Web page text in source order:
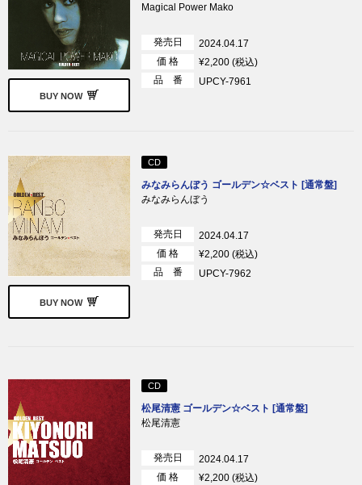
BUY NOW
Magical Power Mako
発売日
2024.04.17
価 格
¥2,200 (税込)
品 番
UPCY-7961
BUY NOW
CD
みなみらんぼう ゴールデン☆ベスト [通常盤]
みなみらんぼう
発売日
2024.04.17
価 格
¥2,200 (税込)
品 番
UPCY-7962
CD
松尾清憲 ゴールデン☆ベスト [通常盤]
松尾清憲
発売日
2024.04.17
価 格
¥2,200 (税込)